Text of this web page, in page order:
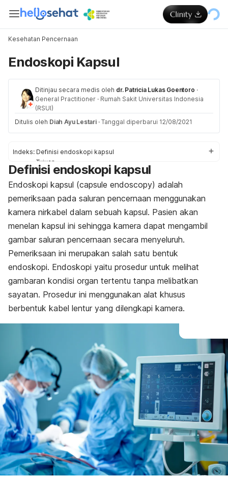
Kesehatan Pencernaan
Endoskopi Kapsul
Ditinjau secara medis oleh dr. Patricia Lukas Goentoro ·
General Practitioner · Rumah Sakit Universitas Indonesia
(RSUI)
Ditulis oleh Diah Ayu Lestari · Tanggal diperbarui 12/08/2021
Indeks: Definisi endoskopi kapsul
Tujuan
Risiko efek samping
Prosedur endoskopi kapsul
Definisi endoskopi kapsul
Endoskopi kapsul (capsule endoscopy) adalah
pemeriksaan pada saluran pencernaan menggunakan
kamera nirkabel dalam sebuah kapsul. Pasien akan
menelan kapsul ini sehingga kamera dapat mengambil
gambar saluran pencernaan secara menyeluruh.
Pemeriksaan ini merupakan salah satu bentuk
endoskopi. Endoskopi yaitu prosedur untuk melihat
gambaran kondisi organ tertentu tanpa melibatkan
sayatan. Prosedur ini menggunakan alat khusus
berbentuk kabel lentur yang dilengkapi kamera.